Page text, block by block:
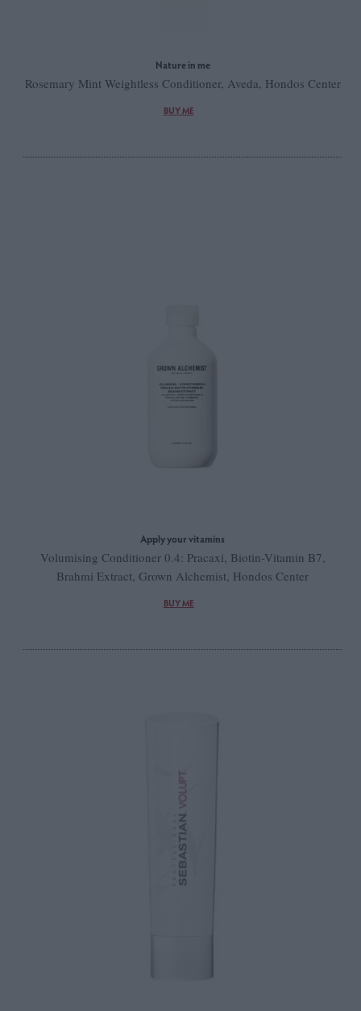
Nature in me
Rosemary Mint Weightless Conditioner, Aveda, Hondos Center
BUY ME
Apply your vitamins
Volumising Conditioner 0.4: Pracaxi, Biotin-Vitamin B7,
Brahmi Extract, Grown Alchemist, Hondos Center
BUY ME